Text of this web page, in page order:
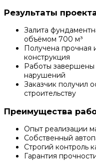
Результаты
Залита
объёмом 700 м³
Получена прочная
конструкция
Работы завершены
нарушений
Заказчик получил
строительству
Преимущества
Опыт реализации
Собственный
Строгий контроль
Гарантия